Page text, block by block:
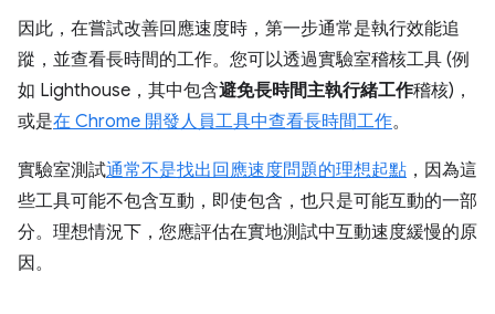
因此，在嘗試改善回應速度時，第一步通常是執行效能追
蹤，並查看長時間的工作。您可以透過實驗室稽核工具 (例
如 Lighthouse，其中包含避免長時間主執行緒工作稽核)，
或是在 Chrome 開發人員工具中查看長時間工作。
實驗室測試通常不是找出回應速度問題的理想起點 ，因為這
些工具可能不包含互動，即使包含，也只是可能互動的一部
分。理想情況下，您應評估在實地測試中互動速度緩慢的原
因。